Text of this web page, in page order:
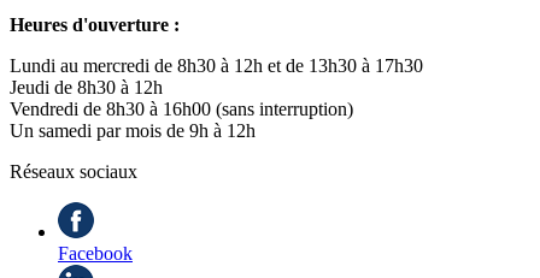
Heures d'ouverture :
Lundi au mercredi de 8h30 à 12h et de 13h30 à 17h30
Jeudi de 8h30 à 12h
Vendredi de 8h30 à 16h00 (sans interruption)
Un samedi par mois de 9h à 12h
Réseaux sociaux
Facebook